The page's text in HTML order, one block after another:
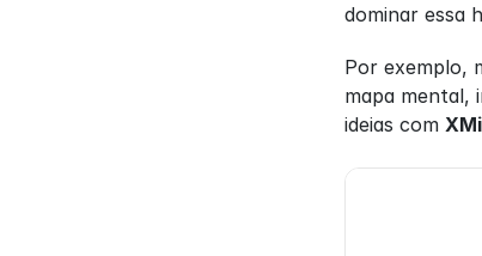
dominar essa
Por exemplo,
mapa mental,
ideias com